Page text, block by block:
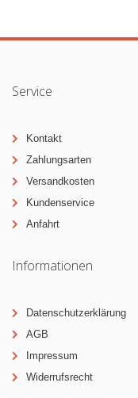
Service
Kontakt
Zahlungsarten
Versandkosten
Kundenservice
Anfahrt
Informationen
Datenschutzerklärung
AGB
Impressum
Widerrufsrecht